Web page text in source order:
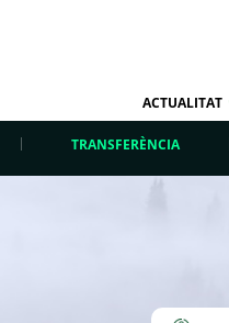
ACTUALITAT
TRANSFERÈNCIA